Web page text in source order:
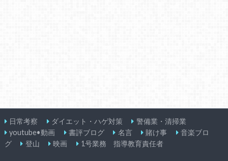
日常考察 ダイエット・ハゲ対策
警備業・清掃業
youtube•動画
書評ブログ 名言 賭け事
音楽ブロ
グ
登山 映画 1号業務 指導教育責任者